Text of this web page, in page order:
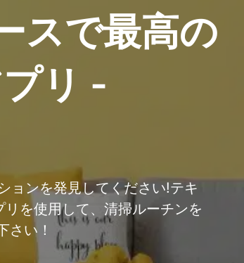
スで最高の
リ -
ョンを発見してください!テキ
を使用して、清掃ルーチンを
さい！